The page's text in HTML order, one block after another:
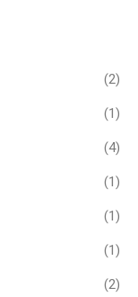
(2)
(1)
(4)
(1)
(1)
(1)
(2)